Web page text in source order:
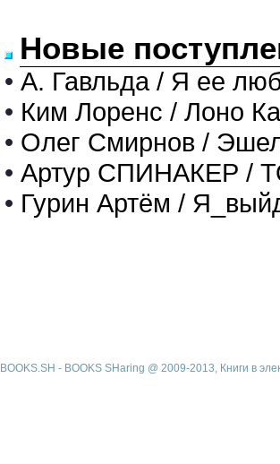
Новые
• А. Гавльда / Я ее
• Ким Лоренс / Лоно
• Олег Смирнов /
• Артур СПИНАКЕР /
• Гурин Артём /
BOOKS.SH - BOOKS SHaring @ 2009-2013, Книги в